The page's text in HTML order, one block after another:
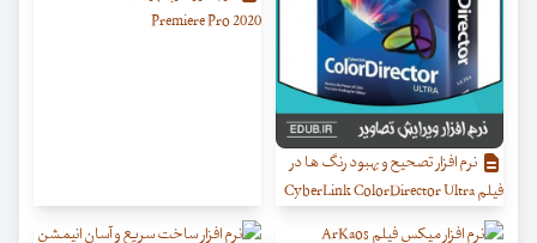
نرم افزار تصحیح و بهبود رنگ ها در
فیلم CyberLink ColorDirector Ultra
Premiere Pro 2020